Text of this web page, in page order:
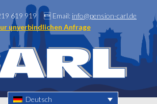
619 919  Email: info@pension-carl.de
unverbindlichen Anfrage
Deutsch